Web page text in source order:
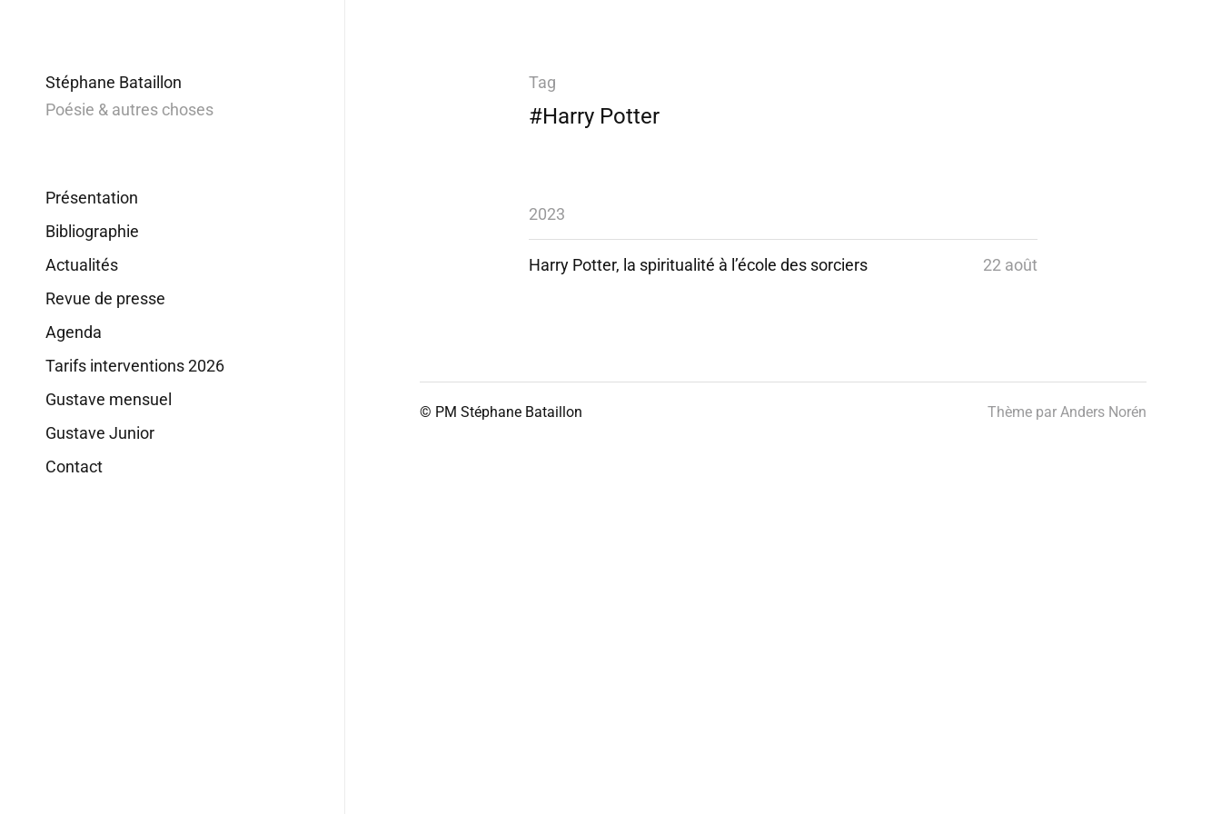
Stéphane Bataillon
Poésie & autres choses
Présentation
Bibliographie
Actualités
Revue de presse
Agenda
Tarifs interventions 2026
Gustave mensuel
Gustave Junior
Contact
Tag
#Harry Potter
2023
Harry Potter, la spiritualité à l’école des sorciers 22 août
© PM Stéphane Bataillon Thème par Anders Norén